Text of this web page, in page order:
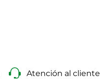
Atención al cliente